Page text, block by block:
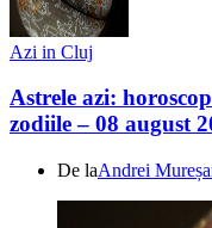
Azi in Cluj
Astrele azi:
zodiile – 08 august
De laAndrei